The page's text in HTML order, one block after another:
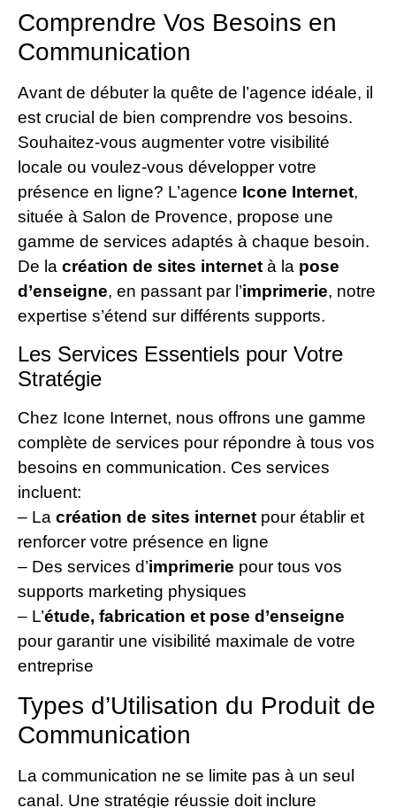
Comprendre Vos Besoins en
Communication
Avant de débuter la quête de l’agence idéale, il
est crucial de bien comprendre vos besoins.
Souhaitez-vous augmenter votre visibilité
locale ou voulez-vous développer votre
présence en ligne? L’agence Icone Internet,
située à Salon de Provence, propose une
gamme de services adaptés à chaque besoin.
De la création de sites internet à la pose
d’enseigne, en passant par l’imprimerie, notre
expertise s’étend sur différents supports.
Les Services Essentiels pour Votre
Stratégie
Chez Icone Internet, nous offrons une gamme
complète de services pour répondre à tous vos
besoins en communication. Ces services
incluent:
– La création de sites internet pour établir et
renforcer votre présence en ligne
– Des services d’imprimerie pour tous vos
supports marketing physiques
– L’étude, fabrication et pose d’enseigne
pour garantir une visibilité maximale de votre
entreprise
Types d’Utilisation du Produit de
Communication
La communication ne se limite pas à un seul
canal. Une stratégie réussie doit inclure